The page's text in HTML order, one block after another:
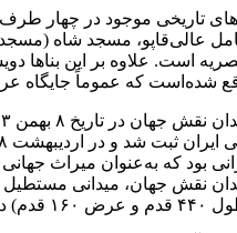
تاریخی موجود در چهار
عالی‌قاپو، مسجد شاه
است. علاوه بر این بناها
شده‌است که عموماً جایگاه
بود که به‌عنوان میراث
در مرکز شهر اصفهان است.